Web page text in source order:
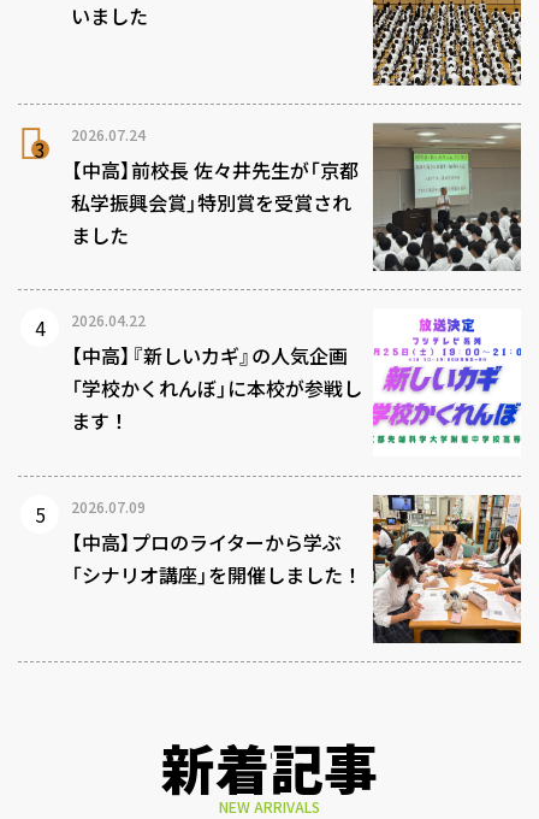
いました
2026.07.24
【中高】前校長 佐々井先生が「京都
私学振興会賞」特別賞を受賞され
ました
2026.04.22
【中高】『新しいカギ』の人気企画
「学校かくれんぼ」に本校が参戦し
ます！
2026.07.09
【中高】プロのライターから学ぶ
「シナリオ講座」を開催しました！
新着記事
NEW ARRIVALS